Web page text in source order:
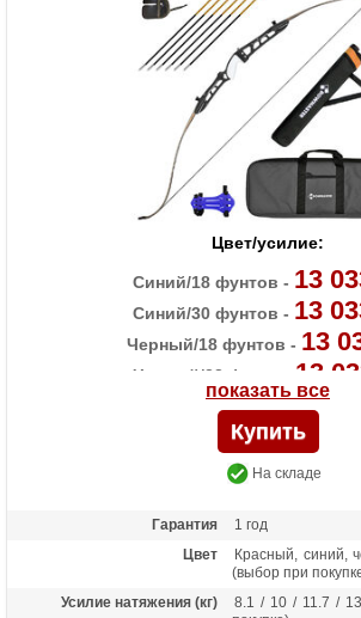
Особенности
Длина рукояти 23
Цвет/усилие:
Синий/18 фунтов - 13
Синий/30 фунтов - 13
Черный/18 фунтов - 13
Черный/22 фунта - 13
Черный/30 фунтов -13
Черный/36 фунтов -13
показать все
На складе
Гарантия
1 год
Цвет
Красный, синий,
(выбор при
Усилие натяжения (кг)
8.1 / 10 / 11.7 /